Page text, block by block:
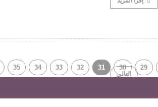
29
30
31
32
33
34
35
التالي